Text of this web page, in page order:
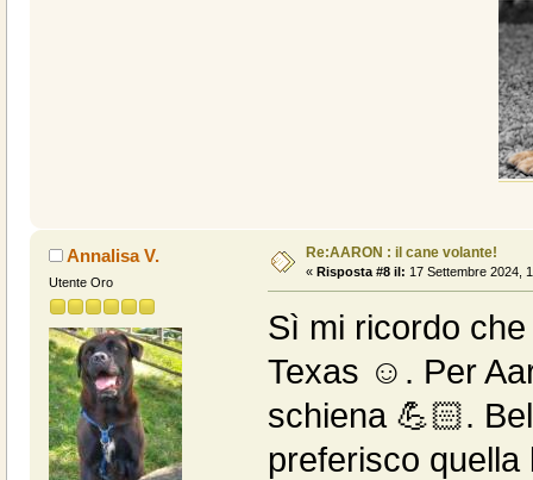
Annalisa V.
Utente Oro
Re:AARON : il cane volante!
« Risposta #8 il: 17 Settembre 2024,
Sì mi ricordo
Texas ☺️. Per
schiena 💪🏻.
preferisco quella